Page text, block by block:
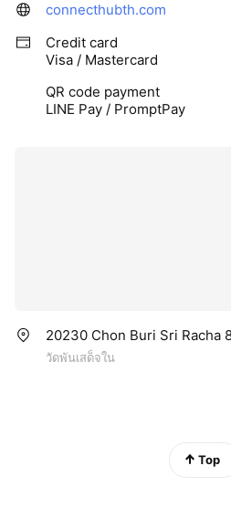
connecthubth.com
Credit card
Visa / Mastercard
QR code payment
LINE Pay / PromptPay
20230 Chon Buri Sri Racha
วัดพันเสด็จใน
Top